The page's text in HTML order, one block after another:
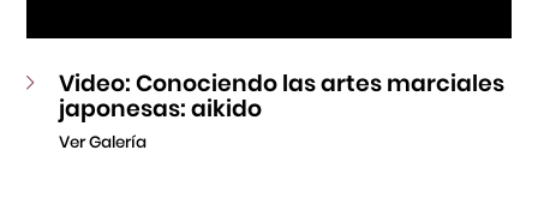
Video: Conociendo las artes marciales
japonesas: aikido
Ver Galería